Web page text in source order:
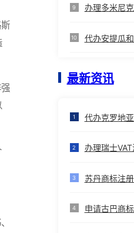
9 办理多米尼
10 代办安提瓜
最新资讯
1 代办克罗地
2 办理瑞士
3 苏丹商标注
4 申请古巴商